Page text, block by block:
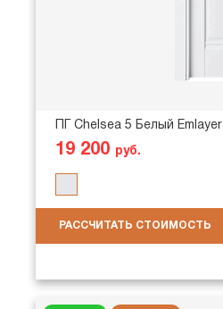
ПГ Chelsea 5 Белый Emlayer
19 200 руб.
РАССЧИТАТЬ СТОИМОСТЬ